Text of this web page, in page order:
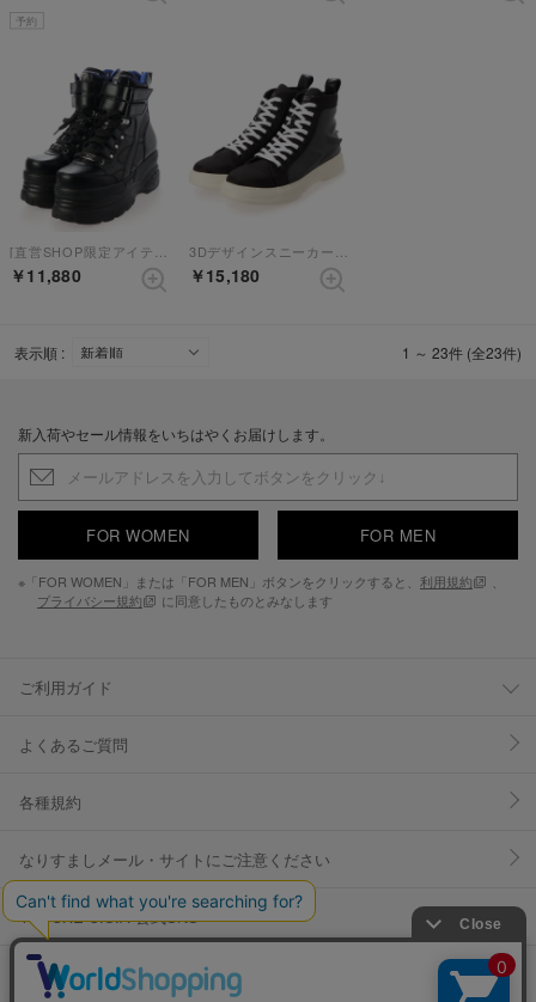
予約
[直営SHOP限定アイテム]厚底スニーカー （ブラック）
￥11,880
3Dデザインスニーカー （ブラックコンビ）
￥15,180
表示順 : 1 ～ 23件 (全23件)
新入荷やセール情報をいちはやくお届けします。
FOR WOMEN FOR MEN
※「FOR WOMEN」または「FOR MEN」ボタンをクリックすると、 利用規約
プライバシー規約
に同意したものとみなします
ご利用ガイド
よくあるご質問
各種規約
なりすましメール・サイトにご注意ください
YOSUKE U.S.A 公式SNS